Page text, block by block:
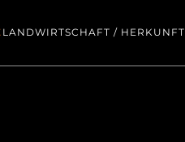
LANDWIRTSCHAFT / HERKUNFT